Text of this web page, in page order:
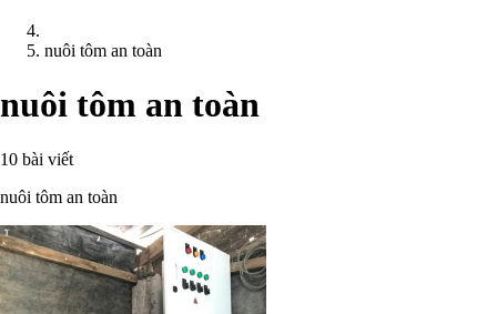
nuôi tôm an toàn
nuôi tôm an toàn
10 bài viết
nuôi tôm an toàn